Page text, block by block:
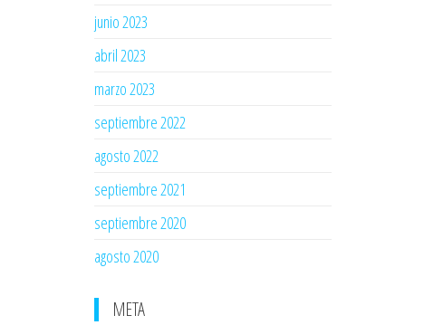
junio 2023
abril 2023
marzo 2023
septiembre 2022
agosto 2022
septiembre 2021
septiembre 2020
agosto 2020
META